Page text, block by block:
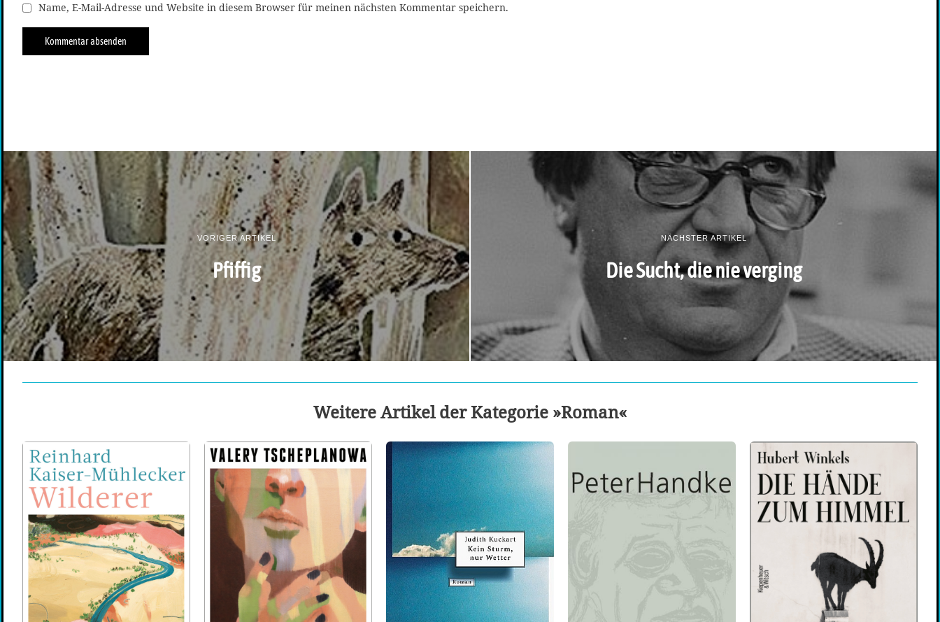
Name, E-Mail-Adresse und Website in diesem Browser für meinen nächsten Kommentar speichern.
VORIGER ARTIKEL
Pfiffig
NÄCHSTER ARTIKEL
Die Sucht, die nie verging
Weitere Artikel der Kategorie »Roman«